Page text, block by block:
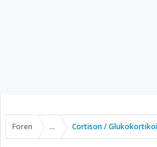
Foren ... Cortison /